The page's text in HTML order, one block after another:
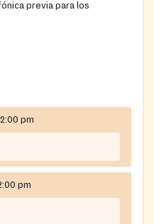
previa para los
pm
pm